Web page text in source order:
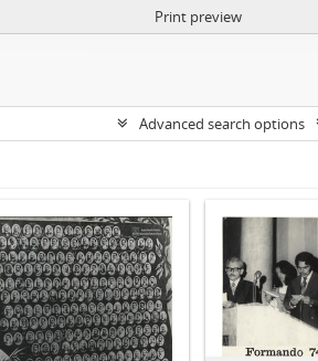
Print preview
Advanced search options